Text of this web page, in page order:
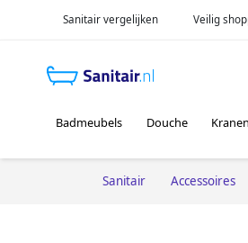
Sanitair vergelijken Veilig
Badmeubels Douche Kranen
Sanitair Accessoires